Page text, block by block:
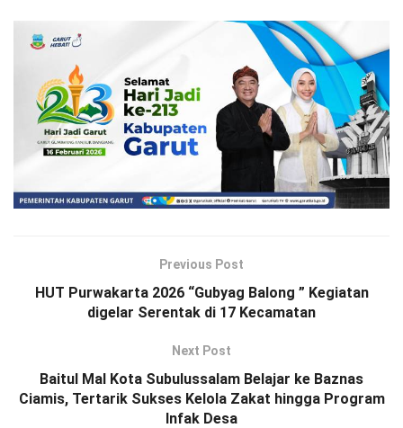
Previous Post
HUT Purwakarta 2026 “Gubyag Balong ” Kegiatan
digelar Serentak di 17 Kecamatan
Next Post
Baitul Mal Kota Subulussalam Belajar ke Baznas
Ciamis, Tertarik Sukses Kelola Zakat hingga Program
Infak Desa